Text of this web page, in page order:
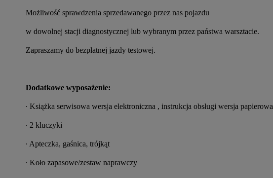
Możliwość sprawdzenia sprzedawanego przez nas pojazdu
w dowolnej stacji diagnostycznej lub wybranym przez państwa warsztacie.
Zapraszamy do bezpłatnej jazdy testowej.
Dodatkowe wyposażenie:
∙ Książka serwisowa wersja elektroniczna , instrukcja obsługi wersja papierowa
∙ 2 kluczyki
∙ Apteczka, gaśnica, trójkąt
∙ Koło zapasowe/zestaw naprawczy